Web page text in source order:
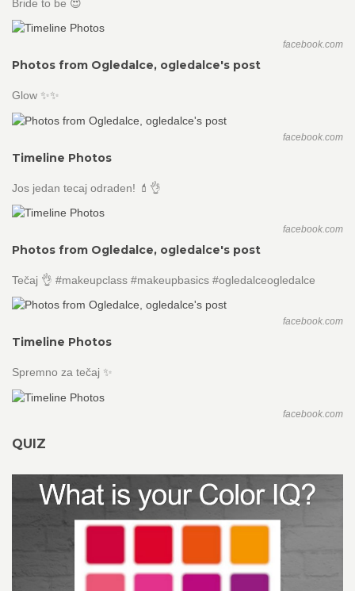
Bride to be 😍
facebook.com
Photos from Ogledalce, ogledalce's post
Glow ✨✨
facebook.com
Timeline Photos
Jos jedan tecaj odraden! 💄👌
facebook.com
Photos from Ogledalce, ogledalce's post
Tečaj 👌 #makeupclass #makeupbasics #ogledalceogledalce
facebook.com
Timeline Photos
Spremno za tečaj ✨
facebook.com
QUIZ